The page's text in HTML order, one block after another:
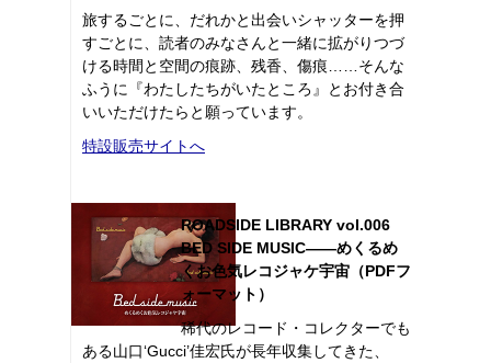
旅するごとに、だれかと出会いシャッターを押
すごとに、読者のみなさんと一緒に拡がりつづ
ける時間と空間の痕跡、残香、傷痕……そんな
ふうに『わたしたちがいたところ』とお付き合
いいただけたらと願っています。
特設販売サイトへ
ROADSIDE LIBRARY vol.006
BED SIDE MUSIC――めくるめ
くお色気レコジャケ宇宙（PDFフ
ォーマット）
稀代のレコード・コレクターでも
ある山口‘Gucci’佳宏氏が長年収集してきた、